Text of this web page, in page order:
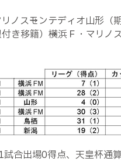
ノス→モンテディオ山形（
き移籍）→横浜Ｆ・マリノ
合出場0得点、天皇杯通